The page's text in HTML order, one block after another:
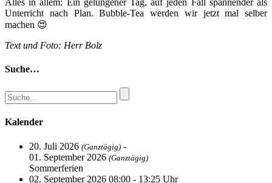
Unterricht nach Plan. Bubble-Tea werden wir jetzt mal selber
machen 😍
Text und Foto: Herr Bolz
Suche…
Kalender
20. Juli 2026 (Ganztägig) -
01. September 2026 (Ganztägig)
Sommerferien
02. September 2026 08:00 - 13:25 Uhr